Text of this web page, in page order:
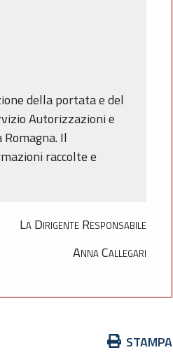
della portata e del
Autorizzazioni e
Il
raccolte e
La Dirigente Responsabile
Anna Callegari
Azioni STAMPA